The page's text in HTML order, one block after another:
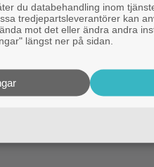
du databehandling inom
tredjepartsleverantörer kan
mot det eller ändra andra
längst ner på sidan.